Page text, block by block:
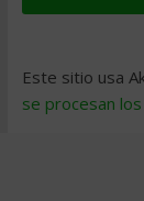
Este sitio usa
se procesan